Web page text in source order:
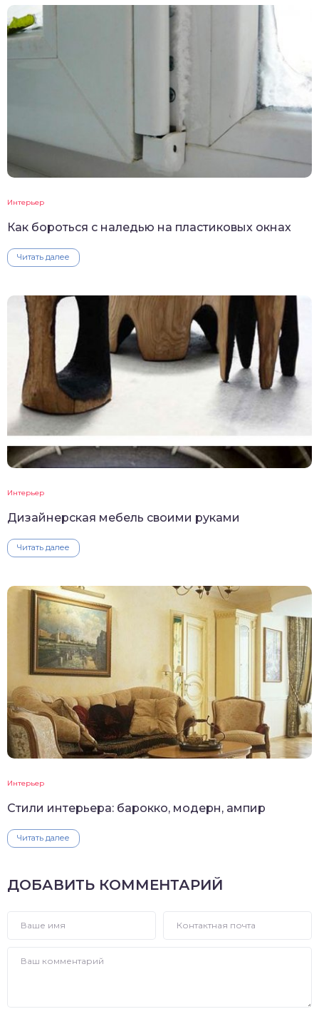
Интерьер
Как бороться с наледью на пластиковых окнах
Читать далее
Интерьер
Дизайнерская мебель своими руками
Читать далее
Интерьер
Стили интерьера: барокко, модерн, ампир
Читать далее
ДОБАВИТЬ КОММЕНТАРИЙ